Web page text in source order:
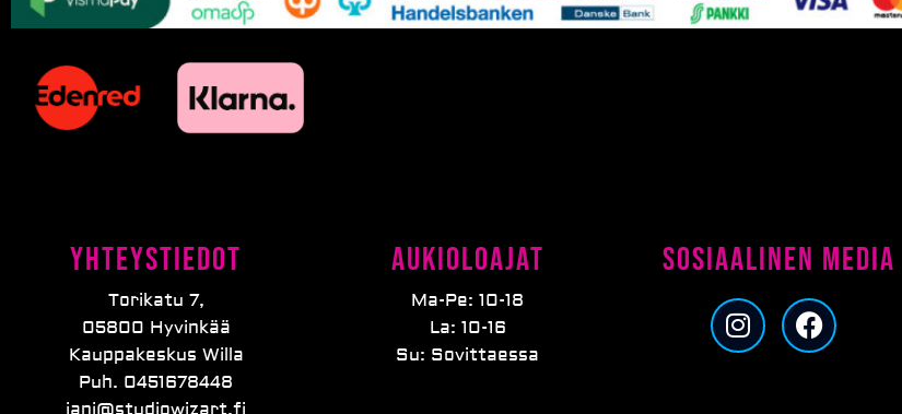
Yhteystiedot
Torikatu 7,
05800 Hyvinkää
Kauppakeskus Willa
Puh. 0451678448
jani@studiowizart.fi
Aukioloajat
Ma-Pe: 10-18
La: 10-16
Su: Sovittaessa
Sosiaalinen media
I
n
F
a